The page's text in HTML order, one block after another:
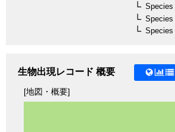
Species
Species
Species
生物出現レコード 概要
[地図・概要]